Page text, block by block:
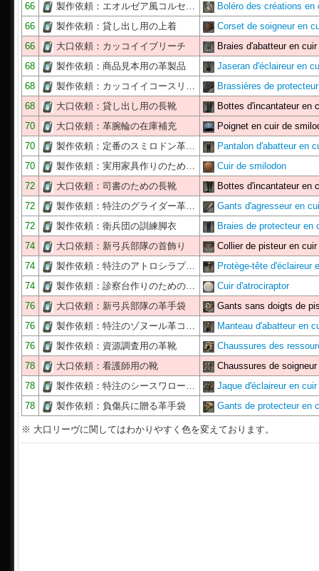
66
製作依頼：エオルゼア風コルセ…
Boléro des créations
66
製作依頼：貸し出し用の上着
Corset de soigneur en
66
大口依頼：カッコイイブリーチ
Braies d'abatteur en
68
製作依頼：商品見本用の革製品
Jaseran d'éclaireur en
68
製作依頼：カッコイイコースリ…
Brassières de
68
大口依頼：貸し出し用の長靴
Bottes d'incantateur en
70
大口依頼：革腕輪の在庫補充
Poignet en cuir de
70
製作依頼：定番のスミロドン革…
Pantalon d'abatteur en
70
製作依頼：実用家具作りのため…
Cuir de smilodon
72
大口依頼：司書のための長靴
Bottes d'incantateur en
72
製作依頼：特注のグライダー革…
Gants d'agresseur en
72
製作依頼：衛兵団の訓練脚衣
Braies de protecteur
74
大口依頼：新弓兵部隊の首飾り
Collier de pisteur en
74
製作依頼：特注のアトロシラプ…
Protège-tête d'éclaireur
74
製作依頼：診察台作りのための…
Cuir d'atrociraptor
76
大口依頼：新弓兵部隊の革手袋
Gants sans doigts de
76
製作依頼：特注のゾヌール革コ…
Manteau d'abatteur en
76
製作依頼：資源調査用の革靴
Chaussures des
78
大口依頼：看護師用の靴
Chaussures de
78
製作依頼：特注のシースワロー…
Jaque d'éclaireur en
78
製作依頼：負傷兵に贈る革手袋 Gants de protecteur en
※ 大口リーヴに関してはわかりやすく色を変えております。